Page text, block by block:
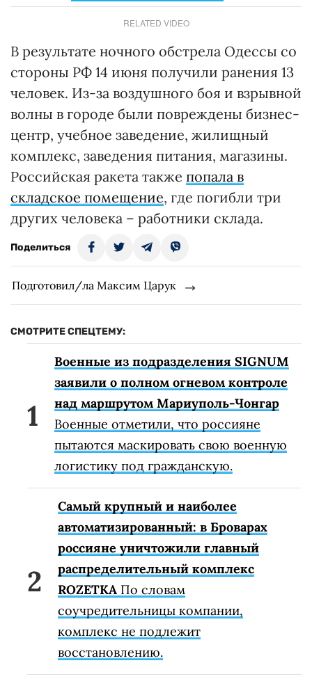
RELATED VIDEO
В результате ночного обстрела Одессы со
стороны РФ 14 июня получили ранения 13
человек. Из-за воздушного боя и взрывной
волны в городе были повреждены бизнес-
центр, учебное заведение, жилищный
комплекс, заведения питания, магазины.
Российская ракета также попала в
складское помещение, где погибли три
других человека – работники склада.
Поделиться
Подготовил/ла Максим Царук
СМОТРИТЕ СПЕЦТЕМУ:
Военные из подразделения SIGNUM
заявили о полном огневом контроле
над маршрутом Мариуполь-Чонгар
Военные отметили, что россияне
пытаются маскировать свою военную
логистику под гражданскую.
Самый крупный и наиболее
автоматизированный: в Броварах
россияне уничтожили главный
распределительный комплекс
ROZETKA По словам
соучредительницы компании,
комплекс не подлежит
восстановлению.